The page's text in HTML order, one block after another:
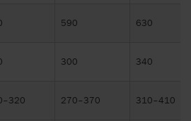
590 630
300 340
270–370 310–410